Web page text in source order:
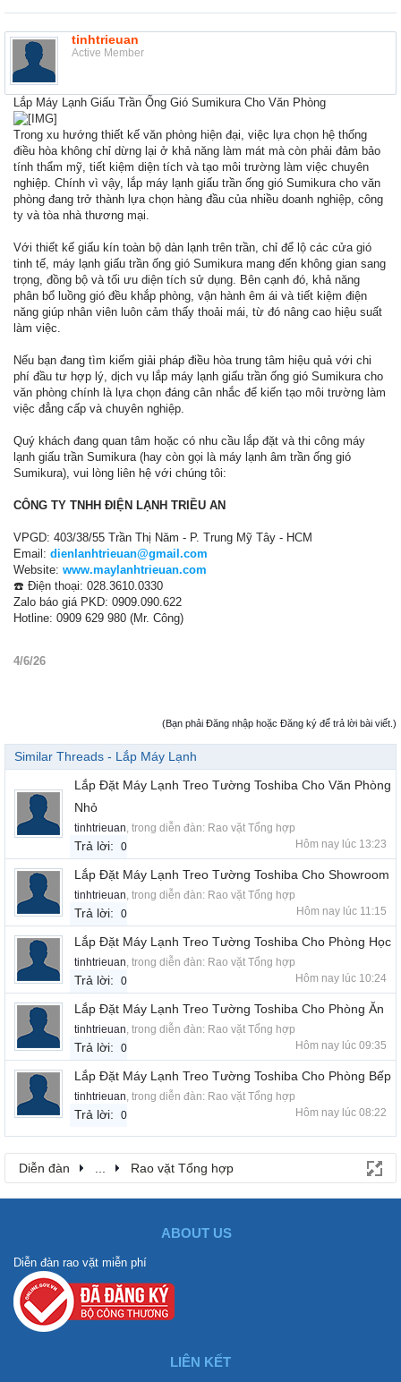
tinhtrieuan
Active Member
Lắp Máy Lạnh Giấu Trần Ống Gió Sumikura Cho Văn Phòng
Trong xu hướng thiết kế văn phòng hiện đại, việc lựa chọn hệ thống
điều hòa không chỉ dừng lại ở khả năng làm mát mà còn phải đảm bảo
tính thẩm mỹ, tiết kiệm diện tích và tạo môi trường làm việc chuyên
nghiệp. Chính vì vậy, lắp máy lạnh giấu trần ống gió Sumikura cho văn
phòng đang trở thành lựa chọn hàng đầu của nhiều doanh nghiệp, công
ty và tòa nhà thương mại.
Với thiết kế giấu kín toàn bộ dàn lạnh trên trần, chỉ để lộ các cửa gió
tinh tế, máy lạnh giấu trần ống gió Sumikura mang đến không gian sang
trọng, đồng bộ và tối ưu diện tích sử dụng. Bên cạnh đó, khả năng
phân bổ luồng gió đều khắp phòng, vận hành êm ái và tiết kiệm điện
năng giúp nhân viên luôn cảm thấy thoải mái, từ đó nâng cao hiệu suất
làm việc.
Nếu bạn đang tìm kiếm giải pháp điều hòa trung tâm hiệu quả với chi
phí đầu tư hợp lý, dịch vụ lắp máy lạnh giấu trần ống gió Sumikura cho
văn phòng chính là lựa chọn đáng cân nhắc để kiến tạo môi trường làm
việc đẳng cấp và chuyên nghiệp.
Quý khách đang quan tâm hoặc có nhu cầu lắp đặt và thi công máy
lạnh giấu trần Sumikura (hay còn gọi là máy lạnh âm trần ống gió
Sumikura), vui lòng liên hệ với chúng tôi:
CÔNG TY TNHH ĐIỆN LẠNH TRIỀU AN
VPGD: 403/38/55 Trần Thị Năm - P. Trung Mỹ Tây - HCM
Email: dienlanhtrieuan@gmail.com
Website: www.maylanhtrieuan.com
☎️ Điện thoại: 028.3610.0330
Zalo báo giá PKD: 0909.090.622
Hotline: 0909 629 980 (Mr. Công)
4/6/26
(Bạn phải Đăng nhập hoặc Đăng ký để trả lời bài viết.)
Similar Threads - Lắp Máy Lạnh
Lắp Đặt Máy Lạnh Treo Tường Toshiba Cho Văn Phòng
Nhỏ
tinhtrieuan, trong diễn đàn: Rao vặt Tổng hợp
Trả lời: 0 Hôm nay lúc 13:23
Lắp Đặt Máy Lạnh Treo Tường Toshiba Cho Showroom
tinhtrieuan, trong diễn đàn: Rao vặt Tổng hợp
Trả lời: 0 Hôm nay lúc 11:15
Lắp Đặt Máy Lạnh Treo Tường Toshiba Cho Phòng Học
tinhtrieuan, trong diễn đàn: Rao vặt Tổng hợp
Trả lời: 0 Hôm nay lúc 10:24
Lắp Đặt Máy Lạnh Treo Tường Toshiba Cho Phòng Ăn
tinhtrieuan, trong diễn đàn: Rao vặt Tổng hợp
Trả lời: 0 Hôm nay lúc 09:35
Lắp Đặt Máy Lạnh Treo Tường Toshiba Cho Phòng Bếp
tinhtrieuan, trong diễn đàn: Rao vặt Tổng hợp
Trả lời: 0 Hôm nay lúc 08:22
Diễn đàn ... Rao vặt Tổng hợp
ABOUT US
Diễn đàn rao vặt miễn phí
LIÊN KẾT